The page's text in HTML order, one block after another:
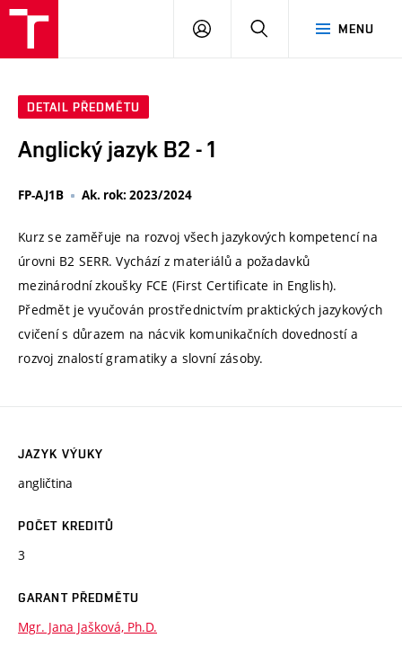
MENU
PŘIHLÁSIT
DETAIL PŘEDMĚTU
Anglický jazyk B2 - 1
FP-AJ1B Ak. rok: 2023/2024
Kurz se zaměřuje na rozvoj všech jazykových kompetencí na
úrovni B2 SERR. Vychází z materiálů a požadavků
mezinárodní zkoušky FCE (First Certificate in English).
Předmět je vyučován prostřednictvím praktických jazykových
cvičení s důrazem na nácvik komunikačních dovedností a
rozvoj znalostí gramatiky a slovní zásoby.
JAZYK VÝUKY
angličtina
POČET KREDITŮ
3
GARANT PŘEDMĚTU
Mgr. Jana Jašková, Ph.D.